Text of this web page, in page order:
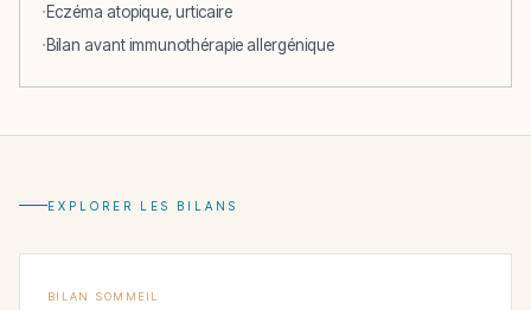
Eczéma atopique, urticaire
Bilan avant immunothérapie allergénique
EXPLORER LES BILANS
BILAN SOMMEIL